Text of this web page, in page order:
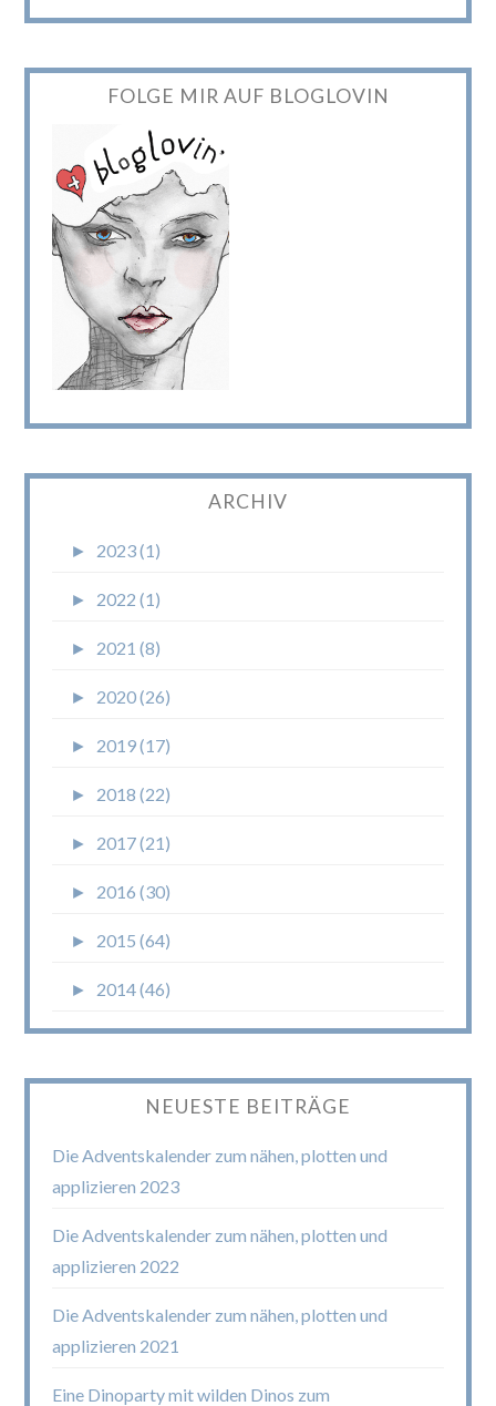
FOLGE MIR AUF BLOGLOVIN
ARCHIV
► 2023 (1)
► 2022 (1)
► 2021 (8)
► 2020 (26)
► 2019 (17)
► 2018 (22)
► 2017 (21)
► 2016 (30)
► 2015 (64)
► 2014 (46)
NEUESTE BEITRÄGE
Die Adventskalender zum nähen, plotten und
applizieren 2023
Die Adventskalender zum nähen, plotten und
applizieren 2022
Die Adventskalender zum nähen, plotten und
applizieren 2021
Eine Dinoparty mit wilden Dinos zum